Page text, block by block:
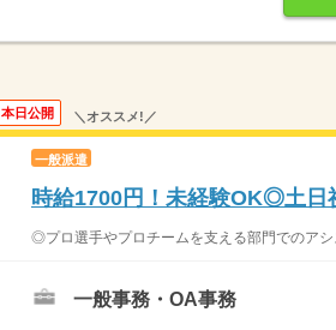
本日公開 ＼オススメ!／
一般派遣
時給1700円！未経験OK◎土
◎プロ選手やプロチームを支える部門でのア
一般事務・OA事務